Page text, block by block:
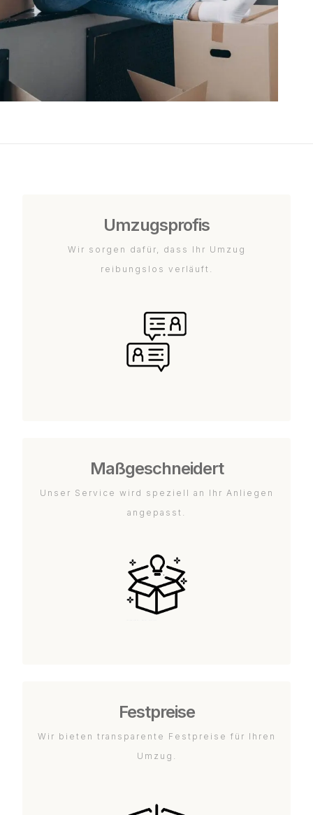
Umzugsprofis
Wir sorgen dafür, dass Ihr Umzug
reibungslos verläuft.
Maßgeschneidert
Unser Service wird speziell an Ihr Anliegen
angepasst.
Festpreise
Wir bieten transparente Festpreise für Ihren
Umzug.